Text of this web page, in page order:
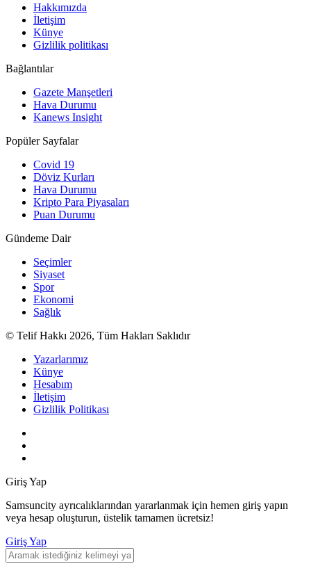
Hakkımızda
İletişim
Künye
Gizlilik politikası
Bağlantılar
Gazete Manşetleri
Hava Durumu
Kanews Insight
Popüler Sayfalar
Covid 19
Döviz Kurları
Hava Durumu
Kripto Para Piyasaları
Puan Durumu
Gündeme Dair
Seçimler
Siyaset
Spor
Ekonomi
Sağlık
© Telif Hakkı 2026, Tüm Hakları Saklıdır
Yazarlarımız
Künye
Hesabım
İletişim
Gizlilik Politikası
Giriş Yap
Samsuncity ayrıcalıklarından yararlanmak için hemen giriş yapın
veya hesap oluşturun, üstelik tamamen ücretsiz!
Giriş Yap